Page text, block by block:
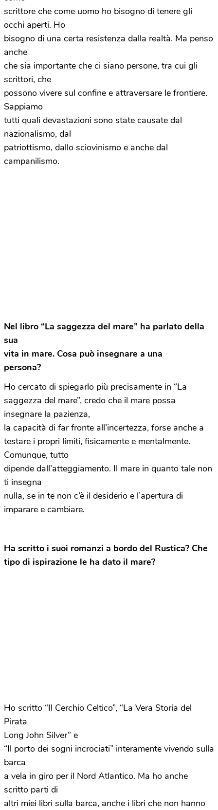
scrittore che come uomo ho bisogno di tenere gli
occhi aperti. Ho
bisogno di una certa resistenza dalla realtà. Ma penso
anche
che sia importante che ci siano persone, tra cui gli
scrittori, che
possono vivere sul confine e attraversare le frontiere.
Sappiamo
tutti quali devastazioni sono state causate dal
nazionalismo, dal
patriottismo, dallo sciovinismo e anche dal
campanilismo.
Nel libro “La saggezza del mare” ha parlato della
sua
vita in mare. Cosa può insegnare a una
persona?
Ho cercato di spiegarlo più precisamente in “La
saggezza del mare”, credo che il mare possa
insegnare la pazienza,
la capacità di far fronte all’incertezza, forse anche a
testare i propri limiti, fisicamente e mentalmente.
Comunque, tutto
dipende dall’atteggiamento. Il mare in quanto tale non
ti insegna
nulla, se in te non c’è il desiderio e l’apertura di
imparare e cambiare.
Ha scritto i suoi romanzi a bordo del Rustica? Che
tipo di ispirazione le ha dato il mare?
Ho scritto “Il Cerchio Celtico”, “La Vera Storia del
Pirata
Long John Silver” e
“Il porto dei sogni incrociati” interamente vivendo sulla
barca
a vela in giro per il Nord Atlantico. Ma ho anche
scritto parti di
altri miei libri sulla barca, anche i libri che non hanno